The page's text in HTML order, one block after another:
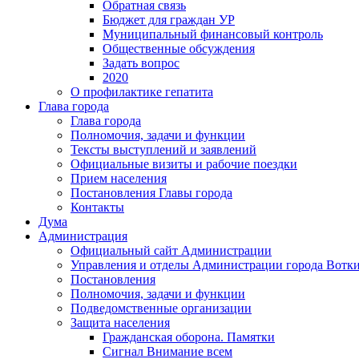
Обратная связь
Бюджет для граждан УР
Муниципальный финансовый контроль
Общественные обсуждения
Задать вопрос
2020
О профилактике гепатита
Глава города
Глава города
Полномочия, задачи и функции
Тексты выступлений и заявлений
Официальные визиты и рабочие поездки
Прием населения
Постановления Главы города
Контакты
Дума
Администрация
Официальный сайт Администрации
Управления и отделы Администрации города
Постановления
Полномочия, задачи и функции
Подведомственные организации
Защита населения
Гражданская оборона. Памятки
Сигнал Внимание всем